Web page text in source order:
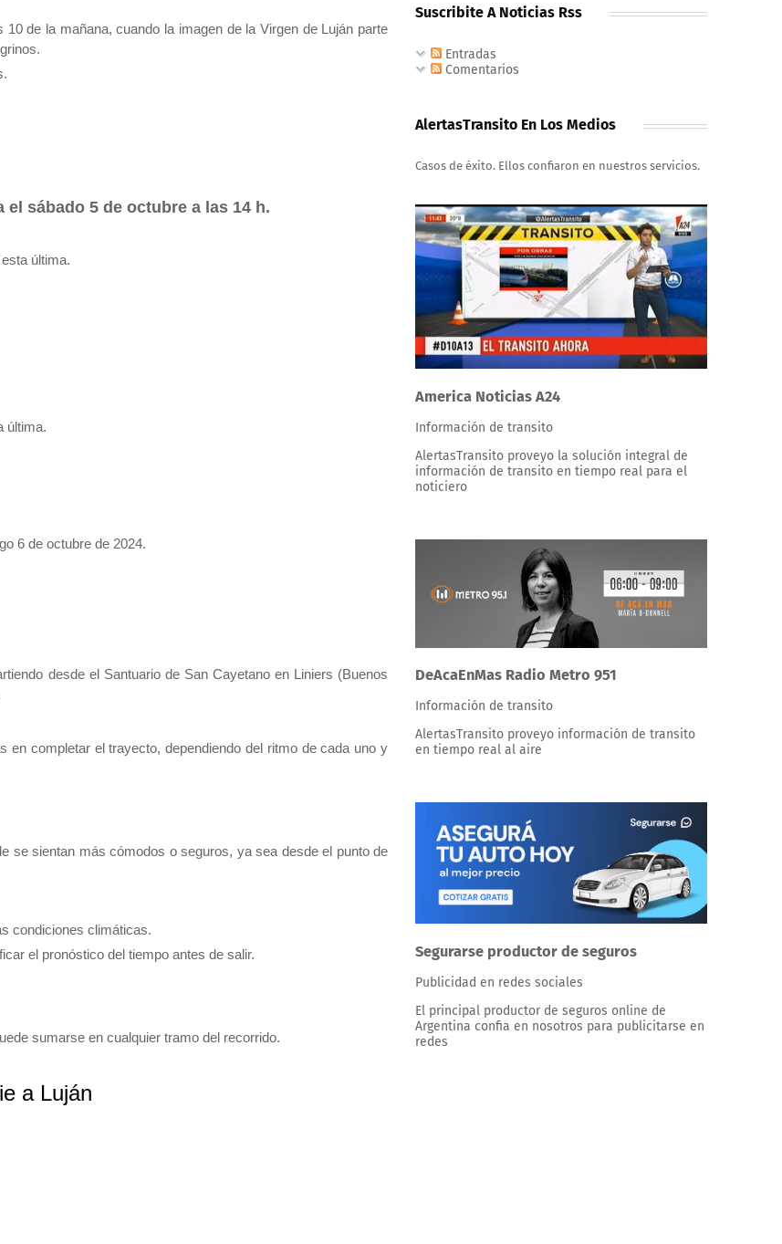
de la mañana, cuando la imagen de la Virgen de Luján parte
el sábado 5 de octubre a las 14 h.
última.
última.
6 de octubre de 2024.
desde el Santuario de San Cayetano en Liniers (Buenos
en completar el trayecto, dependiendo del ritmo de cada uno y
se sientan más cómodos o seguros, ya sea desde el punto de
condiciones climáticas.
el pronóstico del tiempo antes de salir.
sumarse en cualquier tramo del recorrido.
a Luján
Suscribite A Noticias Rss
Entradas
Comentarios
AlertasTransito En Los Medios
Casos de éxito. Ellos confiaron en nuestros servicios.
America Noticias A24
Información de transito
AlertasTransito proveyo la solución integral de
información de transito en tiempo real para el
noticiero
DeAcaEnMas Radio Metro 951
Información de transito
AlertasTransito proveyo información de transito
en tiempo real al aire
Segurarse productor de seguros
Publicidad en redes sociales
El principal productor de seguros online de
Argentina confia en nosotros para publicitarse en
redes